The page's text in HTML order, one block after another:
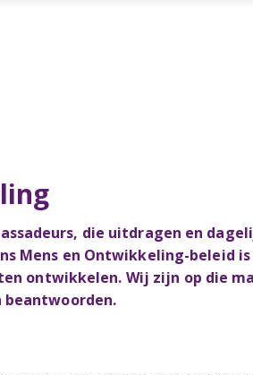
die uitdragen en
Mens en Ontwikkeling-beleid
ontwikkelen. Wij zijn op die
beantwoorden.